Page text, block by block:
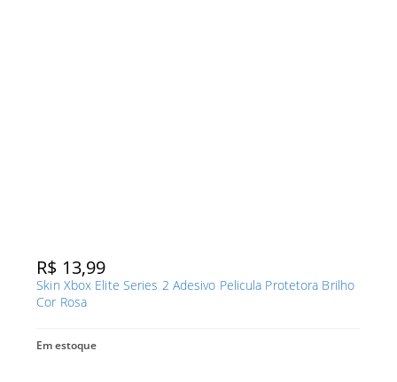
R$ 13,99
Skin Xbox Elite Series 2 Adesivo Pelicula Protetora Brilho
Cor Rosa
Em estoque